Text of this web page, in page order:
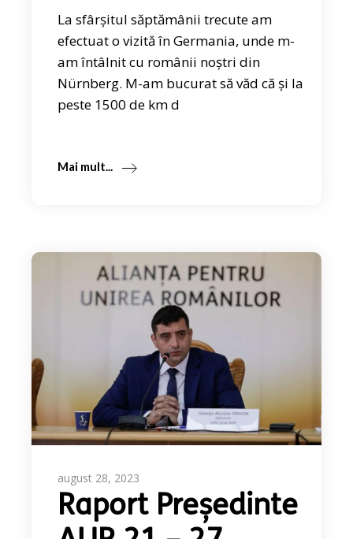
La sfârșitul săptămânii trecute am
efectuat o vizită în Germania, unde m-
am întâlnit cu românii noștri din
Nürnberg. M-am bucurat să văd că și la
peste 1500 de km d
Mai mult...
august 28, 2023
Raport Președinte